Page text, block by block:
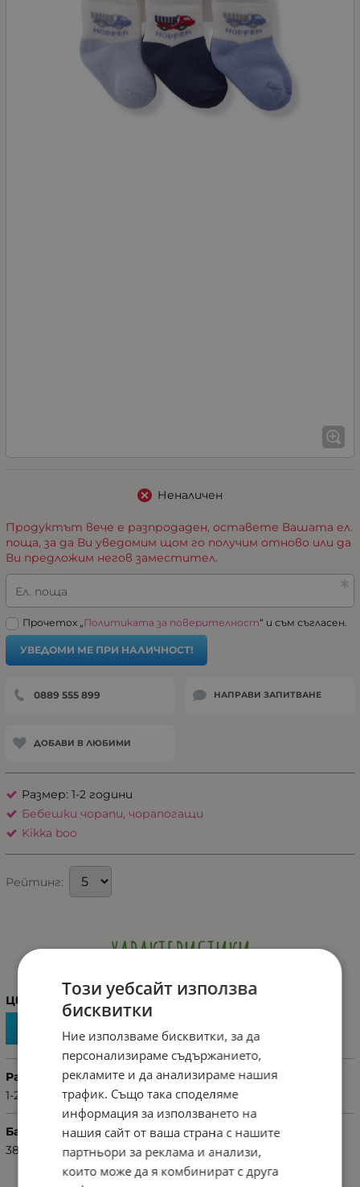
Неналичен
Продуктът вече е разпродаден, оставете Вашата ел.
поща, за да Ви уведомим щом го получим отново или да
Ви предложим негов заместител.
Ел. поща
Прочетох „Политиката за поверителност“ и съм съгласен.
УВЕДОМИ МЕ ПРИ НАЛИЧНОСТ!
0889 555 899 НАПРАВИ ЗАПИТВАНЕ
ДОБАВИ В ЛЮБИМИ
Размер: 1-2 години
Бебешки чорапи, чорапогащи
Kikka boo
Рейтинг:
ХАРАКТЕРИСТИКИ
Цвят
Размер
1-2 години
Баркод (ISBN, UPC, др.)
3801110020226
Този уебсайт използва
бисквитки
Ние използваме бисквитки, за да
персонализираме съдържанието,
рекламите и да анализираме нашия
трафик. Също така споделяме
информация за използването на
нашия сайт от ваша страна с нашите
партньори за реклама и анализи,
които може да я комбинират с друга